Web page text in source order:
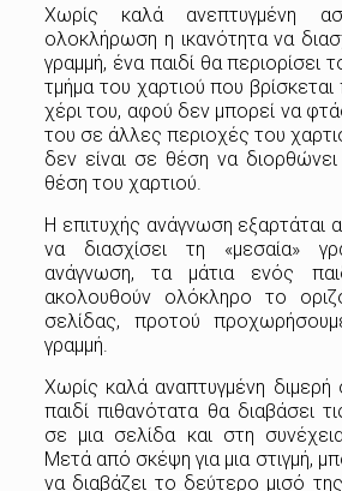
Χωρίς καλά ανεπτυγμένη
ολοκλήρωση η ικανότητα να
γραμμή, ένα παιδί θα περιορίσει
τμήμα του χαρτιού που
χέρι του, αφού δεν μπορεί να
του σε άλλες περιοχές του
δεν είναι σε θέση να
θέση του χαρτιού.
Η επιτυχής ανάγνωση εξαρτάται
να διασχίσει τη «μεσαία»
ανάγνωση, τα μάτια ενός
ακολουθούν ολόκληρο το
σελίδας, προτού
γραμμή.
Χωρίς καλά αναπτυγμένη
παιδί πιθανότατα θα διαβάσει
σε μια σελίδα και στη
Μετά από σκέψη για μια στιγμή,
να διαβάζει το δεύτερο μισό